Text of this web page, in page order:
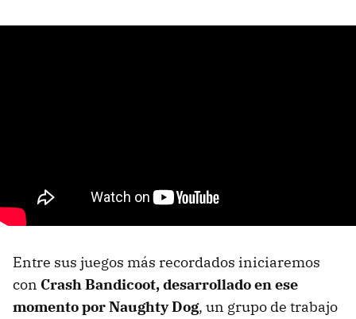
Entre sus juegos más recordados iniciaremos
con Crash Bandicoot, desarrollado en ese
momento por Naughty Dog, un grupo de trabajo